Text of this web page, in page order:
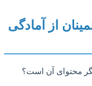
از آمادگی
محتوای آن است؟